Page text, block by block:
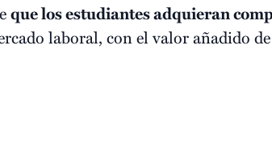
que los estudiantes adquieran
laboral, con el valor añadido